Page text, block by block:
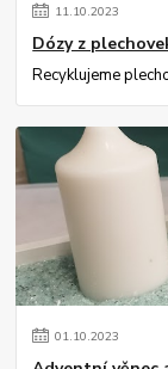
11.10.2023
Dózy z
Recyklujeme
01.10.2023